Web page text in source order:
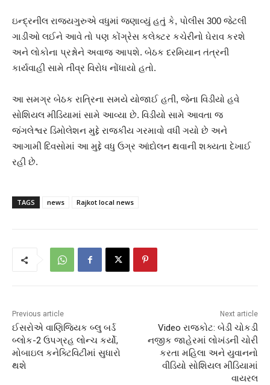
ઇન્દ્રનીલ રાજ્યગુરુએ વધુમાં જણાવ્યું હતું કે, પોલીસ 300 જેટલી
ગાડીઓ લઈને આવે તો પણ કોંગ્રેસ કલેક્ટર કચેરીનો ઘેરાવ કરશે
અને લોકોના પ્રશ્નોને અવાજ આપશે. બેઠક દરમિયાન તંત્રની
કાર્યવાહી સામે તીવ્ર વિરોધ નોંધાયો હતો.
આ સમગ્ર બેઠક રાત્રિના સમયે યોજાઈ હતી, જેના વિડીયો હવે
સોશિયલ મીડિયામાં સામે આવ્યા છે. વિડીયો સામે આવતા જ
જંગલેશ્વર ડિમોલેશન મુદ્દે રાજકીય ગરમાવો વધી ગયો છે અને
આગામી દિવસોમાં આ મુદ્દે વધુ ઉગ્ર આંદોલન થવાની શક્યતા દેખાઈ
રહી છે.
TAGS news Rajkot local news
Previous article
ઈસરોએ વાણિજ્યિક બ્લુ બર્ડ
બ્લોક-2 ઉપગ્રહ લોન્ચ કર્યો,
મોબાઇલ કનેક્ટિવિટીમાં સુધારો
થશે
Next article
Video રાજકોટ: બેડી ચોકડી
નજીક જાહેરમાં લોખંડની ચોરી
કરતા મહિલા અને યુવાનનો
વીડિયો સોશિયલ મીડિયામાં
વાયરલ